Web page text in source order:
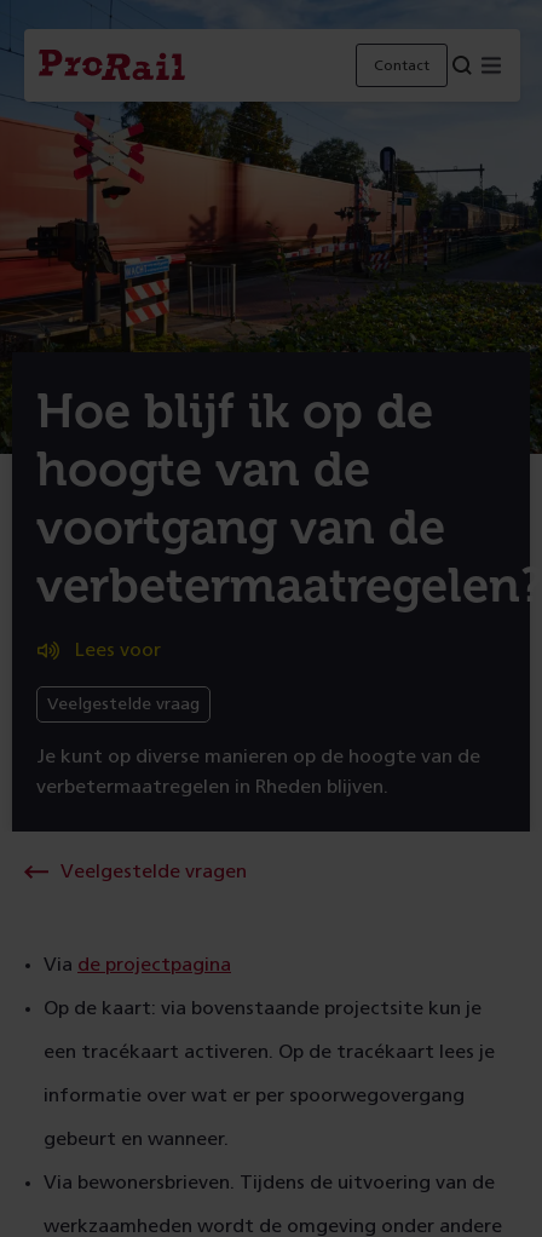
Navigatie
Homepage
ProRail
Contact
Hoe blijf ik op de
hoogte van de
voortgang van de
verbetermaatregelen?
Lees voor
Veelgestelde vraag
Je kunt op diverse manieren op de hoogte van de
verbetermaatregelen in Rheden blijven.
Veelgestelde vragen
Via de projectpagina
Op de kaart: via bovenstaande projectsite kun je
een tracékaart activeren. Op de tracékaart lees je
informatie over wat er per spoorwegovergang
gebeurt en wanneer.
Via bewonersbrieven. Tijdens de uitvoering van de
werkzaamheden wordt de omgeving onder andere